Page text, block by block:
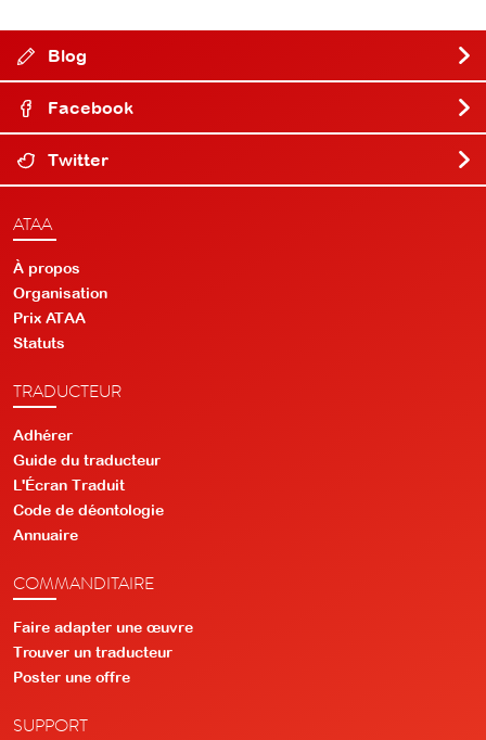
Blog
Facebook
Twitter
ATAA
À propos
Organisation
Prix ATAA
Statuts
TRADUCTEUR
Adhérer
Guide du traducteur
L'Écran Traduit
Code de déontologie
Annuaire
COMMANDITAIRE
Faire adapter une œuvre
Trouver un traducteur
Poster une offre
SUPPORT